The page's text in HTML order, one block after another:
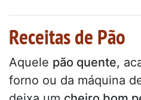
Receitas de Pão
Aquele pão quente,
forno ou da máquina